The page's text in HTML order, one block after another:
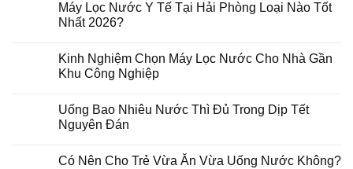
Máy Lọc Nước Y Tế Tại Hải Phòng Loại Nào Tốt
Nhất 2026?
Kinh Nghiệm Chọn Máy Lọc Nước Cho Nhà Gần
Khu Công Nghiệp
Uống Bao Nhiêu Nước Thì Đủ Trong Dịp Tết
Nguyên Đán
Có Nên Cho Trẻ Vừa Ăn Vừa Uống Nước Không?